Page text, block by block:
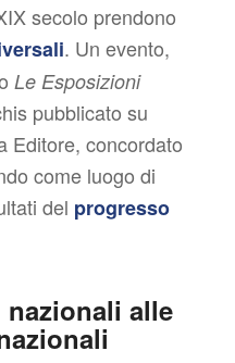
secolo prendono
. Un evento,
Le Esposizioni
pubblicato su
Editore, concordato
come luogo di
del progresso
alle